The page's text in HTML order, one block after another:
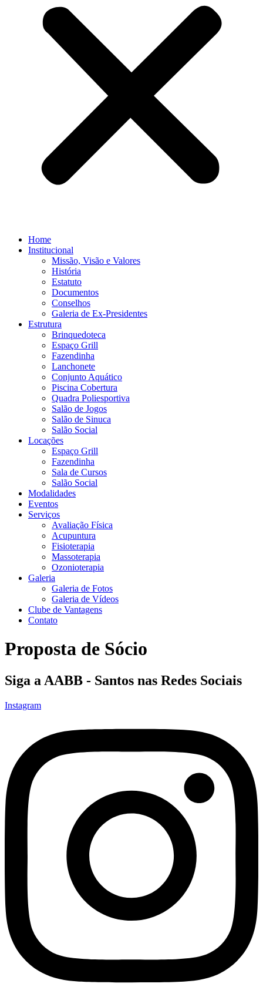
Home
Institucional
Missão, Visão e Valores
História
Estatuto
Documentos
Conselhos
Galeria de Ex-Presidentes
Estrutura
Brinquedoteca
Espaço Grill
Fazendinha
Lanchonete
Conjunto Aquático
Piscina Cobertura
Quadra Poliesportiva
Salão de Jogos
Salão de Sinuca
Salão Social
Locações
Espaço Grill
Fazendinha
Sala de Cursos
Salão Social
Modalidades
Eventos
Serviços
Avaliação Física
Acupuntura
Fisioterapia
Massoterapia
Ozonioterapia
Galeria
Galeria de Fotos
Galeria de Vídeos
Clube de Vantagens
Contato
Proposta de Sócio
Siga a AABB - Santos nas Redes Sociais
Instagram